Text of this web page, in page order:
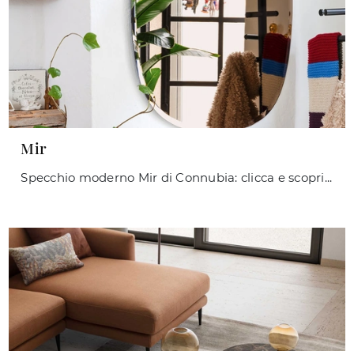
Mir
Specchio moderno Mir di Connubia: clicca e scopri di più sui Complementi e specchi moderni senza cornice del noto e conosciuto marchio!